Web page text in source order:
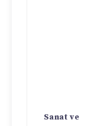
Sanat ve